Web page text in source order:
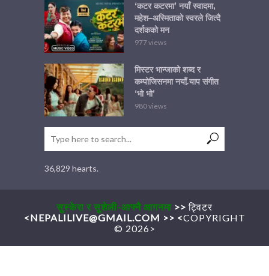
‘कटर कटरमा’ नयाँ स्वादमा,
महेश–अस्मिताको स्वरले जित्दै
दर्शकको मन
977 views
मिस्टर भान्जाको शब्द र
कम्पोजिसनमा नयाँ र्‍याप संगीत
‘भो भो’
980 views
36,829 hearts.
सुस्केरा र सुशेली-आफ्नै आगनमा >> ट्विटर
<NEPALILIVE@GMAIL.COM >> <COPYRIGHT
© 2026>